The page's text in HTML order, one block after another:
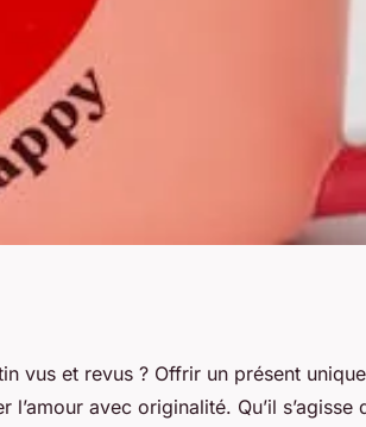
pour
vus et revus ? Offrir un présent
avec originalité. Qu’il s’agisse